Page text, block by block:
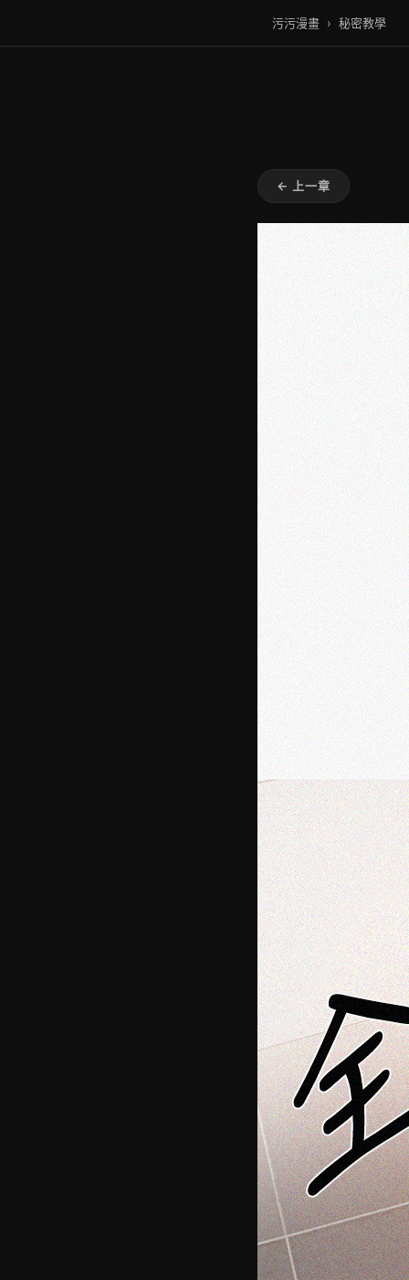
污污漫畫 › 秘密教學
← 上一章